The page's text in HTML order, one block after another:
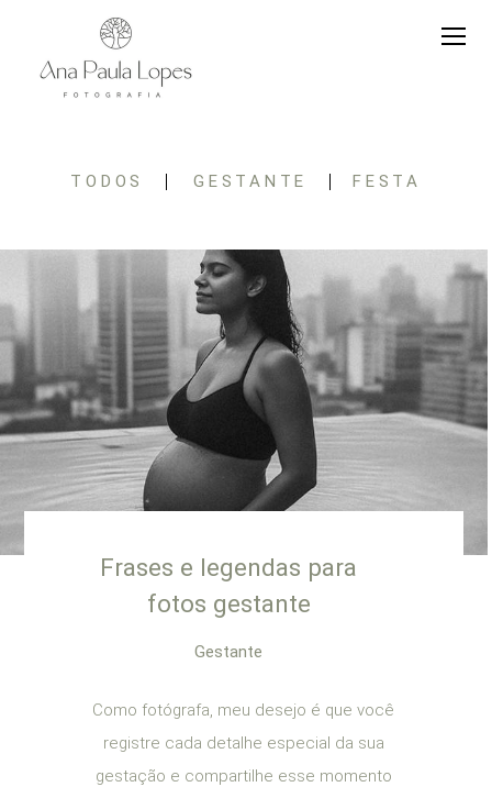
TODOS GESTANTE FESTA
Frases e legendas para
fotos gestante
Gestante
Como fotógrafa, meu desejo é que você
registre cada detalhe especial da sua
gestação e compartilhe esse momento